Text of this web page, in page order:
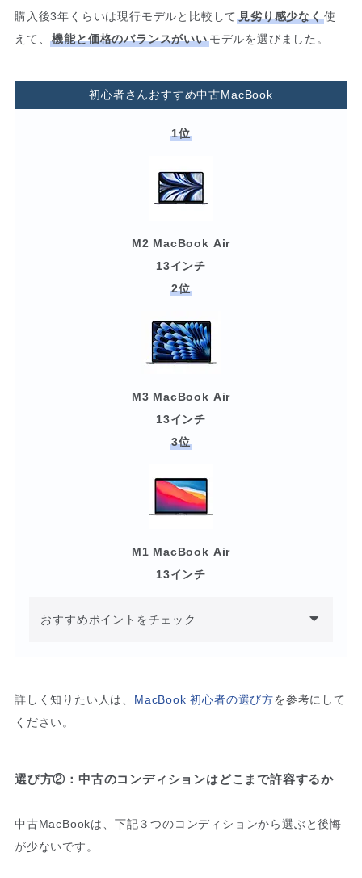
購入後3年くらいは現行モデルと比較して見劣り感少なく使
えて、機能と価格のバランスがいいモデルを選びました。
初心者さんおすすめ中古MacBook
1位
M2 MacBook Air
13インチ
2位
M3 MacBook Air
13インチ
3位
M1 MacBook Air
13インチ
おすすめポイントをチェック
詳しく知りたい人は、 MacBook 初心者の選び方を参考にして
ください。
選び方②：中古のコンディションはどこまで許容するか
中古MacBookは、下記３つのコンディションから選ぶと後悔
が少ないです。